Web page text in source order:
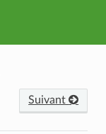
Suivant